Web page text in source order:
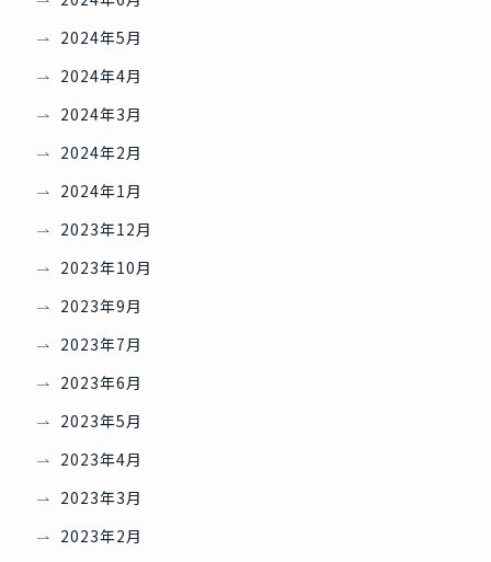
2024年5月
2024年4月
2024年3月
2024年2月
2024年1月
2023年12月
2023年10月
2023年9月
2023年7月
2023年6月
2023年5月
2023年4月
2023年3月
2023年2月